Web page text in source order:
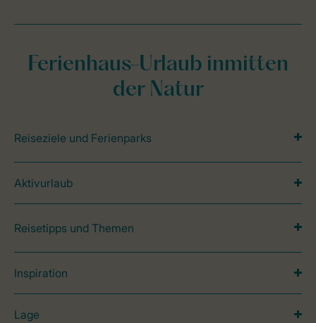
Ferienhaus-Urlaub inmitten
der Natur
Reiseziele und Ferienparks
Aktivurlaub
Reisetipps und Themen
Inspiration
Lage